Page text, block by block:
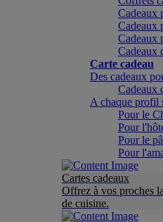
Cadeaux
Cadeaux
Cadeaux
Cadeaux
Carte cadeau
Des cadeaux
Cadeaux
A chaque profil
Pour le
Pour
Pour le
Pour
Cartes cadeaux
Offrez à vos proches
de cuisine.